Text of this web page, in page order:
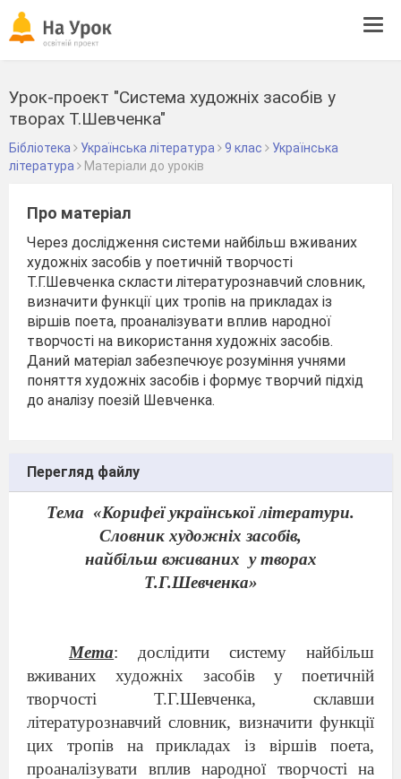
Урок-проект "Система художніх засобів у
творах Т.Шевченка"
Бібліотека Українська література 9 клас
Українська
література
Матеріали до уроків
Про матеріал
Через дослідження системи найбільш вживаних
художніх засобів у поетичній творчості
Т.Г.Шевченка скласти літературознавчий словник,
визначити функції цих тропів на прикладах із
віршів поета, проаналізувати вплив народної
творчості на використання художніх засобів.
Даний матеріал забезпечюує розуміння учнями
поняття художніх засобів і формує творчий підхід
до аналізу поезій Шевченка.
Перегляд файлу
Тема «Корифеї української літератури.
Словник художніх засобів,
найбільш вживаних у творах
Т.Г.Шевченка»
Мета: дослідити систему найбільш
вживаних художніх засобів у поетичній
творчості Т.Г.Шевченка, склавши
літературознавчий словник, визначити функції
цих тропів на прикладах із віршів поета,
проаналізувати вплив народної творчості на